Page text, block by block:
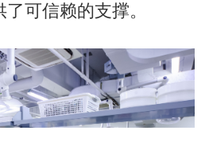
可信赖的支撑。